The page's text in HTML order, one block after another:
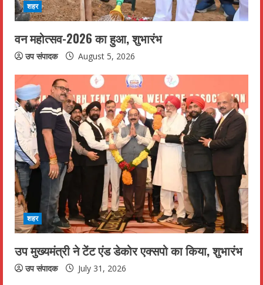
शहर
वन महोत्सव-2026 का हुआ, शुभारंभ
उप संपादक August 5, 2026
शहर
उप मुख्यमंत्री ने टेंट एंड डेकोर एक्सपो का किया, शुभारंभ
उप संपादक July 31, 2026